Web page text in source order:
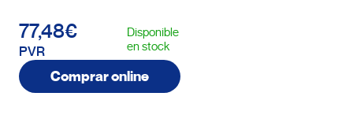
77,48€
PVR
Disponible
en stock
Comprar online